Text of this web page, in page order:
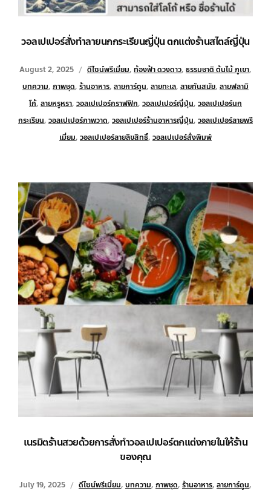
วอลเปเปอร์สั่งทำลายนกกระเรียนญี่ปุ่น ตกแต่งร้านสไตล์ญี่ปุ่น
August 2, 2025 ดีไซน์พรีเมี่ยม, ท้องฟ้า ดวงดาว, ธรรมชาติ ต้นไม้ ภูเขา,
บทความ, ภาพชุด, ร้านอาหาร, ลายการ์ตูน, ลายทะเล, ลายทันสมัย, ลายฟลามิ
โก้, ลายหรูหรา, วอลเปเปอร์กราฟฟิก, วอลเปเปอร์ญี่ปุ่น, วอลเปเปอร์นก
กระเรียน, วอลเปเปอร์ภาพวาด, วอลเปเปอร์ร้านอาหารญี่ปุ่น, วอลเปเปอร์ลายพรี
เมี่ยม, วอลเปเปอร์ลายลิขสิทธิ์, วอลเปเปอร์สั่งพิมพ์
เนรมิตร้านสวยด้วยการสั่งทำวอลเปเปอร์ตกแต่งภายในให้ร้าน
ของคุณ
July 19, 2025 ดีไซน์พรีเมี่ยม, บทความ, ภาพชุด, ร้านอาหาร, ลายการ์ตูน,